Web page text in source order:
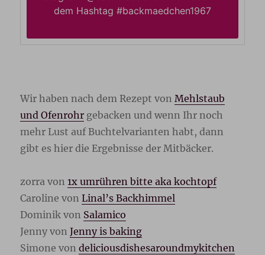
dem Hashtag #backmaedchen1967
Wir haben nach dem Rezept vonMehlstaub
und Ofenrohr gebacken und wenn Ihr noch
mehr Lust auf Buchtelvarianten habt, dann
gibt es hier die Ergebnisse der Mitbäcker.
zorra von1x umrühren bitte aka kochtopf
Caroline vonLinal’s Backhimmel
Dominik von Salamico
Jenny vonJenny is baking
Simone vondeliciousdishesaroundmykitchen